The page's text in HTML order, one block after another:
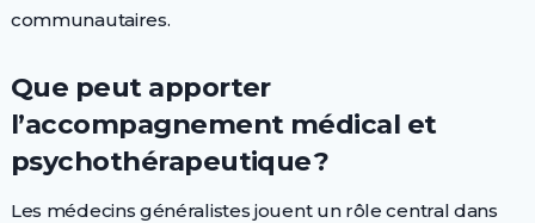
communautaires.
Que peut apporter
l’accompagnement médical et
psychothérapeutique ?
Les médecins généralistes jouent un rôle central dans